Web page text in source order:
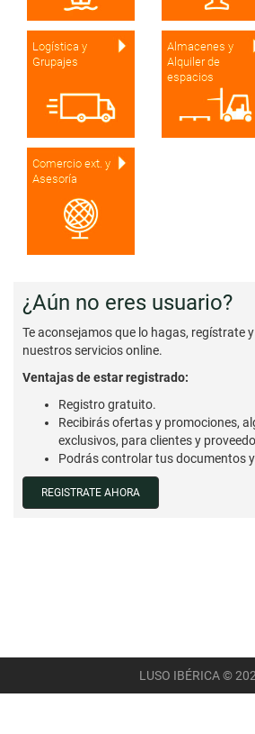
Logística y
Grupajes
Almacenes y
Alquiler de
espacios
Comercio ext. y
Asesoría
¿Aún no eres usuario?
Te aconsejamos que lo hagas, regístrate
nuestros servicios online.
Ventajas de estar registrado:
Registro gratuito.
Recibirás ofertas y promociones,
exclusivos, para clientes y
Podrás controlar tus documentos
REGISTRATE AHORA
LUSO IBÉRICA ©